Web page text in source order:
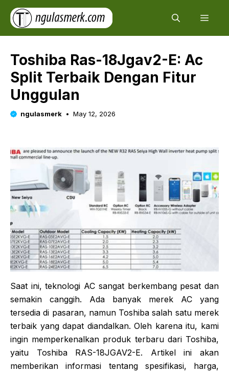
Skip
content
Toshiba Ras-18Jgav2-E: Ac
Split Terbaik Dengan Fitur
Unggulan
ngulasmerk May 12, 2026
Saat ini, teknologi AC sangat berkembang pesat dan
semakin canggih. Ada banyak merek AC yang
tersedia di pasaran, namun Toshiba salah satu merek
terbaik yang dapat diandalkan. Oleh karena itu, kami
ingin memperkenalkan produk terbaru dari Toshiba,
yaitu Toshiba RAS-18JGAV2-E. Artikel ini akan
memberikan informasi tentang spesifikasi, harga,